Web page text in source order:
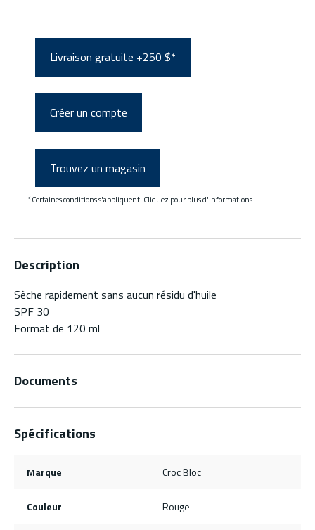
Livraison gratuite +250 $*
Créer un compte
Trouvez un magasin
*Certaines conditions s'appliquent. Cliquez pour plus d'informations.
Description
Sèche rapidement sans aucun résidu d'huile
SPF 30
Format de 120 ml
Documents
Spécifications
Marque Croc Bloc
Couleur Rouge